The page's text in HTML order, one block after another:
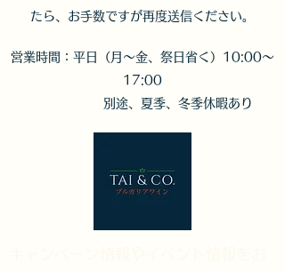
たら、お手数ですが再度送信ください。
営業時間：平日（月〜金、祭日省く）10:00〜
17:00
別途、夏季、冬季休暇あり